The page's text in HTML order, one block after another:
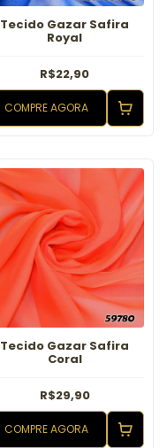
Tecido Gazar Safira
Royal
R$22,90
COMPRE AGORA
Tecido Gazar Safira
Coral
R$29,90
COMPRE AGORA